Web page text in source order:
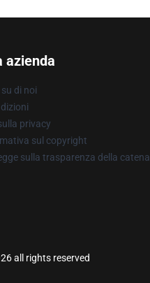
azienda
di noi
privacy
sul copyright
sulla trasparenza della catena
all rights reserved